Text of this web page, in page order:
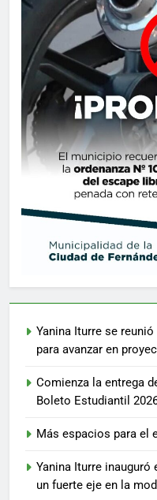
Yanina Iturre se
para avanzar en
Comienza la entrega
Boleto Estudiantil
Más espacios para el
Yanina Iturre
un fuerte eje en la